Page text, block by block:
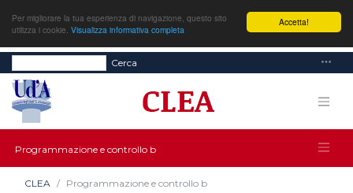
Accetta!
Per migliorare la tua esperienza di navigazione, questo sito
utilizza i cookie. Visualizza informativa completa
Cerca
Programmazione e controllo b
CLEA Programmazione e controllo b